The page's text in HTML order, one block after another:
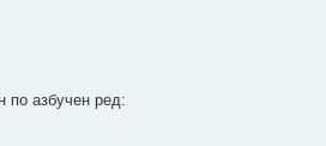
по азбучен ред: